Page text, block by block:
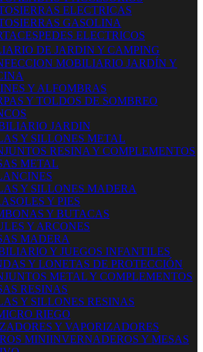
ELECTRICAS
GASOLINA
ELECTRICOS
DE JARDIN Y CAMPING
MOBILIARIO JARDÍN Y
Y ALFOMBRAS
Y TOLDOS DE SOMBREO
JARDIN
Y SILLONES METAL
RESINA Y COMPLEMENTOS
METAL
Y SILLONES MADERA
Y PIES
Y BUTACAS
Y ARCONES
MADERA
Y JUEGOS INFANTILES
Y LONETAS DE PROTECCIÓN
METAL Y COMPLEMENTOS
RESINAS
Y SILLONES RESINAS
RIEGO
Y VAPORIZADORES
MINIINVERNADEROS Y MESAS